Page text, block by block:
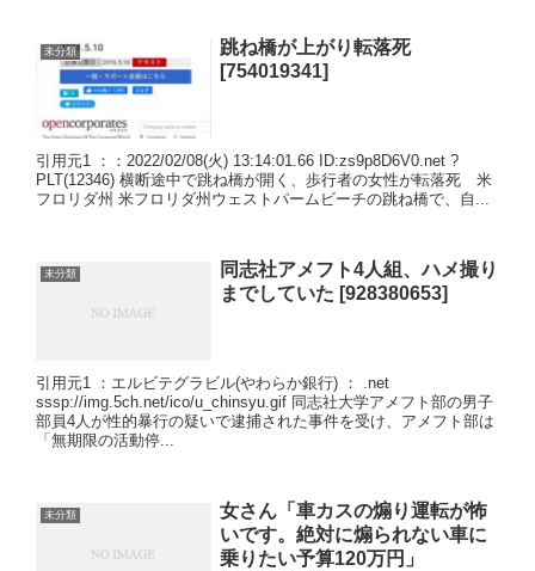
未分類
跳ね橋が上がり転落死
[754019341]
引用元1 ：：2022/02/08(火) 13:14:01.66 ID:zs9p8D6V0.net ?
PLT(12346) 横断途中で跳ね橋が開く、歩行者の女性が転落死 米
フロリダ州 米フロリダ州ウェストパームビーチの跳ね橋で、自...
未分類
同志社アメフト4人組、ハメ撮り
までしていた [928380653]
引用元1 ：エルビテグラビル(やわらか銀行) ： .net
sssp://img.5ch.net/ico/u_chinsyu.gif 同志社大学アメフト部の男子
部員4人が性的暴行の疑いで逮捕された事件を受け、アメフト部は
「無期限の活動停...
未分類
女さん「車カスの煽り運転が怖
いです。絶対に煽られない車に
乗りたい予算120万円」